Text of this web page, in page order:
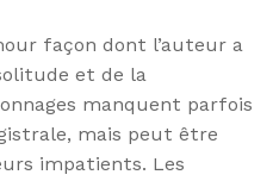
façon dont l’auteur a
et de la
manquent parfois
mais peut être
impatients. Les